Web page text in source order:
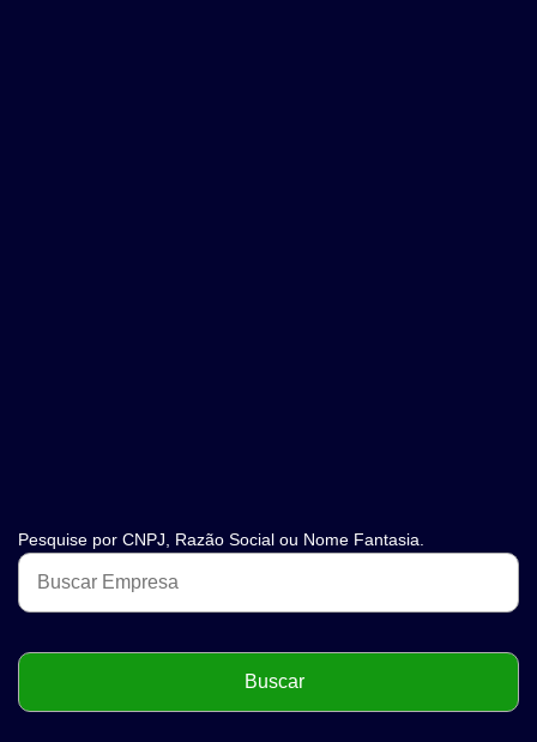
Pesquise por CNPJ, Razão Social ou Nome Fantasia.